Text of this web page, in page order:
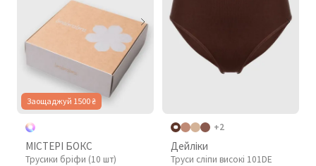
Заощаджуй 1500 ₴
МІСТЕРІ БОКС
Трусики бріфи (10 шт)
+2
Дейліки
Труси сліпи високі 101DE